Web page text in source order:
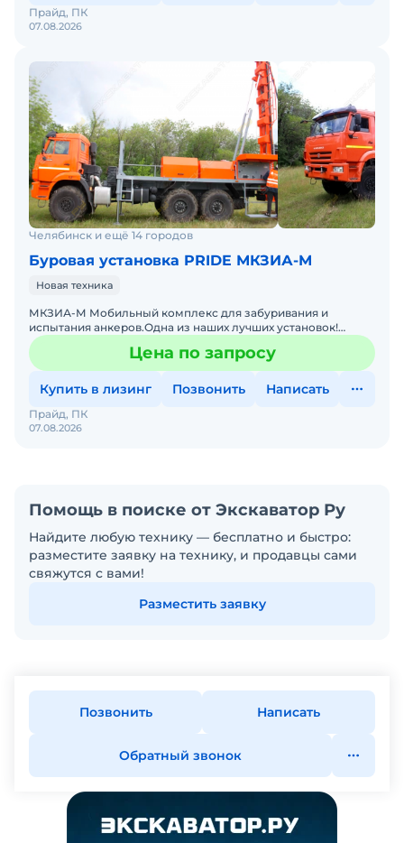
07.08.2026
Прайд, ПК
Челябинск и ещё 14 городов
Буровая установка PRIDE МКЗИА-М
Новая техника
МКЗИА-М Мобильный комплекс для забуривания и
испытания анкеров.Одна из наших лучших установок!
Шасси автомобиля высокой проходимости Дистанционное
управлен
Цена по запросу
Купить в лизинг Позвонить Написать
07.08.2026
Прайд, ПК
Помощь в поиске от Экскаватор Ру
Найдите любую технику — бесплатно и быстро:
разместите заявку на технику, и продавцы сами
свяжутся с вами!
Разместить заявку
Позвонить Написать
Обратный звонок